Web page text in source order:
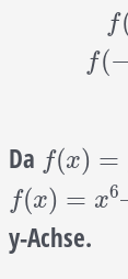
f
f(−
(x)=
Da f(x) =
f(x)=f (−x
f(x) = x6
f(x)=x 6– 2x2
y-Achse.